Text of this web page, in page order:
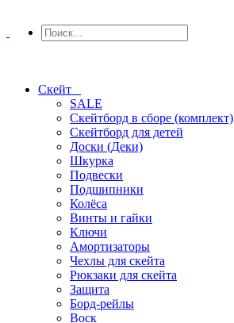
Скейт
SALE
Скейтборд в сборе (комплект)
Скейтборд для детей
Доски (Деки)
Шкурка
Подвески
Подшипники
Колёса
Винты и гайки
Ключи
Амортизаторы
Чехлы для скейта
Рюкзаки для скейта
Защита
Борд-рейлы
Воск